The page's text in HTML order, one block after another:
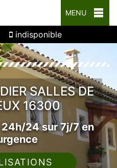
MENU
indisponible
SALLES DE
16300
24 sur 7j/7 en